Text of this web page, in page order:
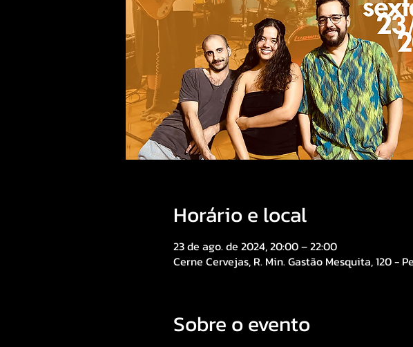
Horário e local
23 de ago. de 2024, 20:00 – 22:00
Cerne Cervejas, R. Min. Gastão Mesquita, 120 -
Sobre o evento